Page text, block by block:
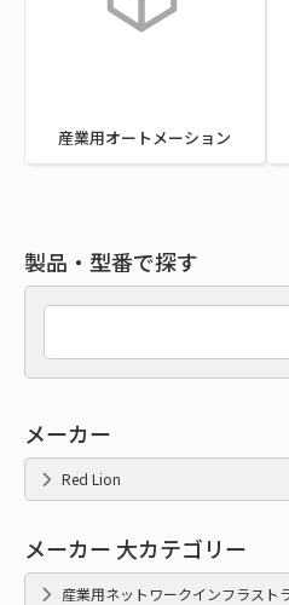
産業用オートメーション
製品・型番で探す
メーカー
Red Lion
メーカー 大カテゴリー
産業用ネットワークインフラスト